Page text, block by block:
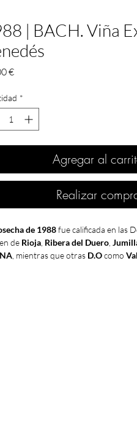
| BACH. Viña
€Precio
*
Agregar al
Realizar
de 1988fue calificada en las
de Rioja Ribera del Duero
, mientras que otras D.Ocomo